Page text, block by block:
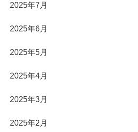
2025年7月
2025年6月
2025年5月
2025年4月
2025年3月
2025年2月